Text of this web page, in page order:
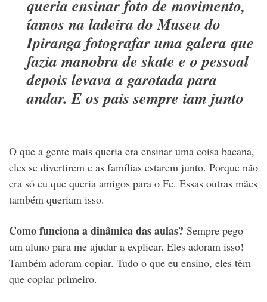
queria ensinar foto de movimento,
íamos na ladeira do Museu do
Ipiranga fotografar uma galera que
fazia manobra de skate e o pessoal
depois levava a garotada para
andar. E os pais sempre iam junto
O que a gente mais queria era ensinar uma coisa bacana,
eles se divertirem e as famílias estarem junto. Porque não
era só eu que queria amigos para o Fe. Essas outras mães
também queriam isso.
Como funciona a dinâmica das aulas? Sempre pego
um aluno para me ajudar a explicar. Eles adoram isso!
Também adoram copiar. Tudo o que eu ensino, eles têm
que copiar primeiro.